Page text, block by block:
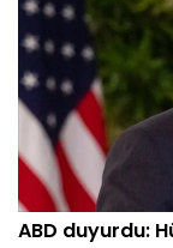
ABD duyurdu: